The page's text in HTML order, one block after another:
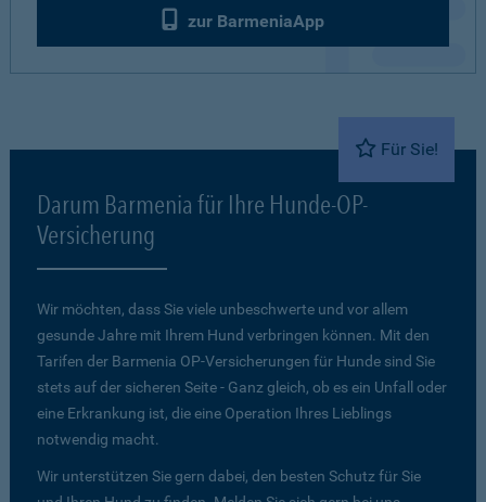
zur BarmeniaApp
Für Sie!
Darum Barmenia für Ihre Hunde-OP-
Versicherung
Wir möchten, dass Sie viele unbeschwerte und vor allem
gesunde Jahre mit Ihrem Hund verbringen können. Mit den
Tarifen der Barmenia OP-Versicherungen für Hunde sind Sie
stets auf der sicheren Seite - Ganz gleich, ob es ein Unfall oder
eine Erkrankung ist, die eine Operation Ihres Lieblings
notwendig macht.
Wir unterstützen Sie gern dabei, den besten Schutz für Sie